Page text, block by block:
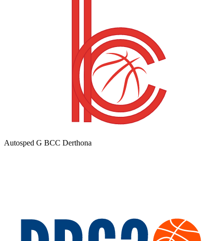
Autosped G BCC Derthona